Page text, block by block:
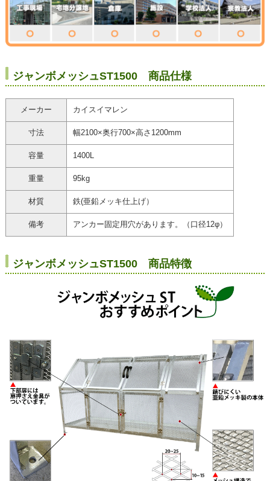
ジャンボメッシュST1500 商品仕様
メーカー カイスイマレン
寸法 幅2100×奥行700×高さ1200mm
容量 1400L
重量 95kg
材質 鉄(亜鉛メッキ仕上げ）
備考 アンカー固定用穴があります。（口径12φ）
ジャンボメッシュST1500 商品特徴